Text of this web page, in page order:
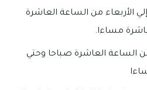
الأربعاء من الساعة العاشرة
مساءا.
الساعة العاشرة صباحا وحتي